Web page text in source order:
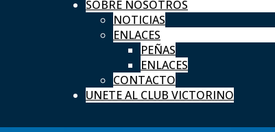
SOBRE NOSOTROS
NOTICIAS
ENLACES
PEÑAS
ENLACES
CONTACTO
UNETE AL CLUB VICTORINO